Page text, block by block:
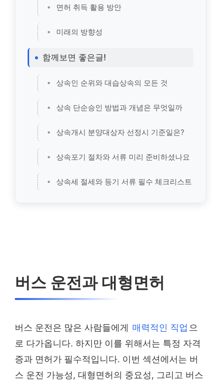
면허 취득 활용 방안
미래의 방향성
함께보면 좋은글!
상속인 순위와 대습상속의 모든 것
상속 단순승인 방법과 개념은 무엇일까
상속개시 분양대상자 선정시 기준일은?
상속포기 절차와 서류 미리 준비하셨나요
상속세 절세와 등기 서류 필수 체크리스트
버스 운전과 대형면허
버스 운전은 많은 사람들에게 매력적인 직업 으
로 다가옵니다. 하지만 이를 위해서는 특정 자격
증과 면허가 필수적입니다. 이번 섹션에서는 버
스 운전 가능성, 대형면허의 중요성, 그리고 버스